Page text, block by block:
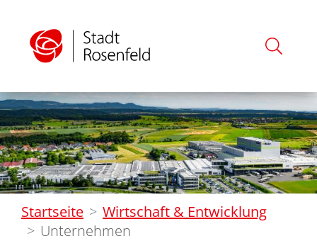
Startseite
Wirtschaft & Entwicklung
Unternehmen